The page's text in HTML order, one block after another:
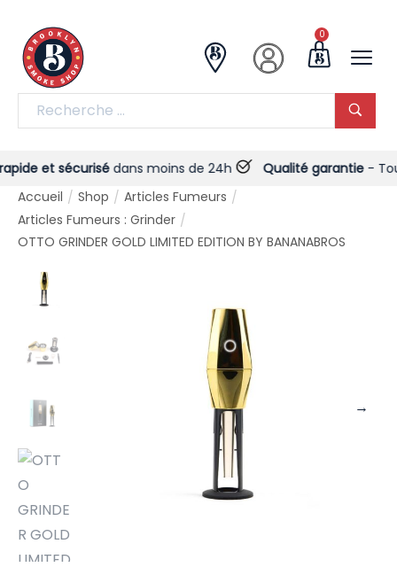
0
et sécurisédans moins de 24h Qualité garantie-
Accueil / Shop / Articles Fumeurs /
Articles Fumeurs : Grinder /
OTTO GRINDER GOLD LIMITED EDITION BY BANANABROS